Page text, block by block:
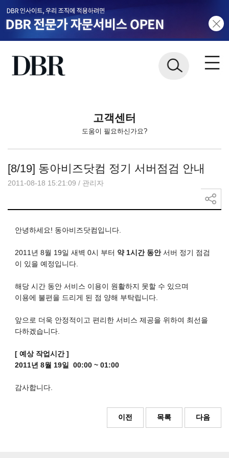
고객센터
도움이 필요하신가요?
[8/19] 동아비즈닷컴 정기 서버점검 안내
2011-08-18 15:21:09 / 관리자
안녕하세요! 동아비즈닷컴입니다.
2011년 8월 19일 새벽 0시 부터 약 1시간 동안서버 정기 점검
이 있을 예정입니다.
해당 시간 동안 서비스 이용이 원활하지 못할 수 있으며
이용에 불편을 드리게 된 점 양해 부탁립니다.
앞으로 더욱 안정적이고 편리한 서비스 제공을 위하여 최선을
다하겠습니다.
[ 예상 작업시간 ]
2011년 8월 19일 00:00 ~ 01:00
감사합니다.
이전 목록 다음